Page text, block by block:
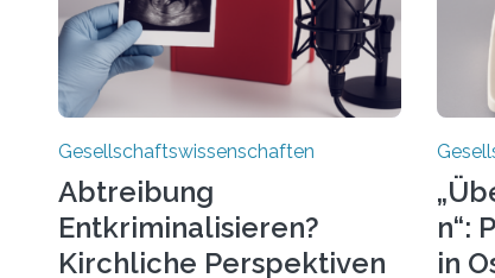
Gesellschaftswissenschaften
Abtreibung
Entkriminalisieren?
Kirchliche Perspektiven
n“:
in